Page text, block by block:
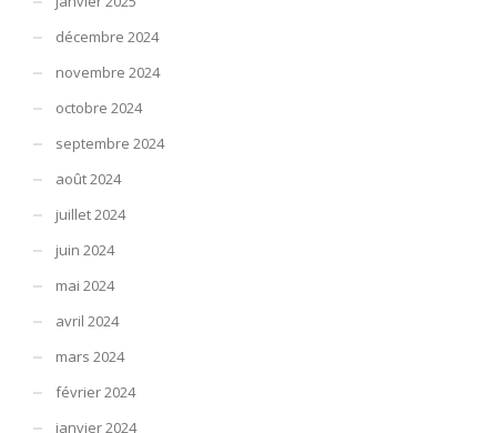
décembre 2024
novembre 2024
octobre 2024
septembre 2024
août 2024
juillet 2024
juin 2024
mai 2024
avril 2024
mars 2024
février 2024
janvier 2024